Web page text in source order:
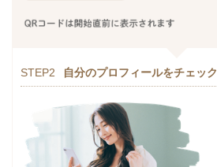
STEP2 自分のプロフィールをチェック